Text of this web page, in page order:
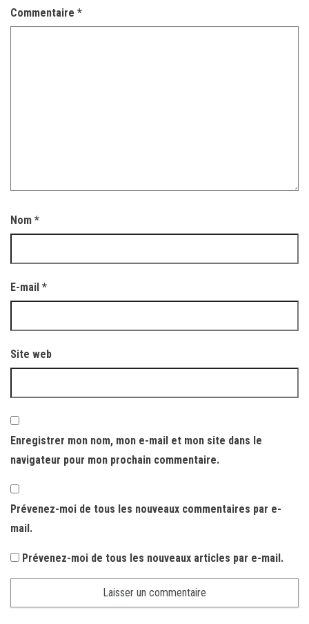
Commentaire *
Nom *
E-mail *
Site web
Enregistrer mon nom, mon e-mail et mon site dans le
navigateur pour mon prochain commentaire.
Prévenez-moi de tous les nouveaux commentaires par e-
mail.
Prévenez-moi de tous les nouveaux articles par e-mail.